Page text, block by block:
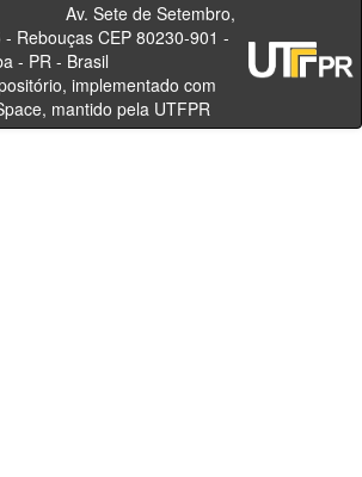
Sete de Setembro,
- Rebouças CEP 80230-901 -
- PR - Brasil
implementado com
mantido pela UTFPR